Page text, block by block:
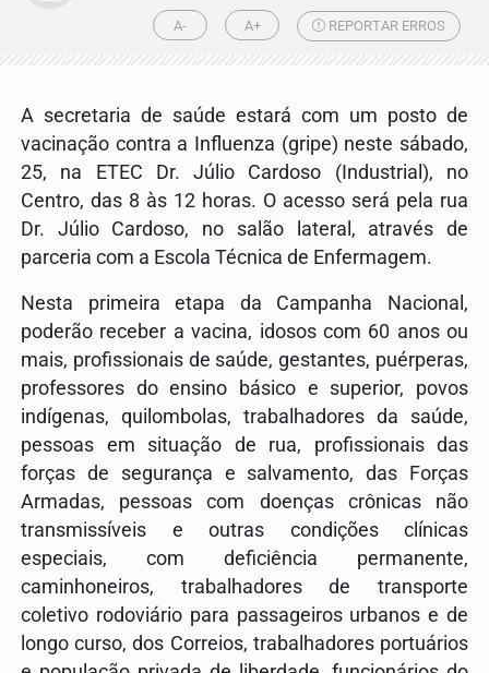
A- A+ REPORTAR ERROS
A secretaria de saúde estará com um posto de
vacinação contra a Influenza (gripe) neste sábado,
25, na ETEC Dr. Júlio Cardoso (Industrial), no
Centro, das 8 às 12 horas. O acesso será pela rua
Dr. Júlio Cardoso, no salão lateral, através de
parceria com a Escola Técnica de Enfermagem.
Nesta primeira etapa da Campanha Nacional,
poderão receber a vacina, idosos com 60 anos ou
mais, profissionais de saúde, gestantes, puérperas,
professores do ensino básico e superior, povos
indígenas, quilombolas, trabalhadores da saúde,
pessoas em situação de rua, profissionais das
forças de segurança e salvamento, das Forças
Armadas, pessoas com doenças crônicas não
transmissíveis e outras condições clínicas
especiais, com deficiência permanente,
caminhoneiros, trabalhadores de transporte
coletivo rodoviário para passageiros urbanos e de
longo curso, dos Correios, trabalhadores portuários